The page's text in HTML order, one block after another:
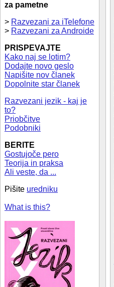
za pametne
> Razvezani za iTelefone
> Razvezani za Androide
PRISPEVAJTE
Kako naj se lotim?
Dodajte novo geslo
Napišite nov članek
Dopolnite star članek
Razvezani jezik - kaj je
to?
Priobčitve
Podobniki
BERITE
Gostujoče pero
Teorija in praksa
Ali veste, da ...
Pišite uredniku
What is this?